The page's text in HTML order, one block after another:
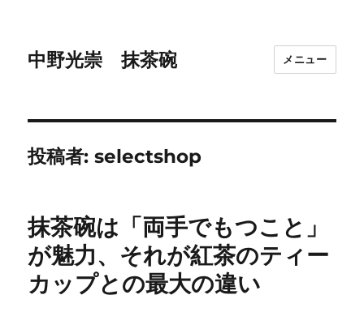
中野光崇 抹茶碗 メニュー
投稿者:selectshop
抹茶碗は「両手でもつこと」
が魅力、それが紅茶のティー
カップとの最大の違い